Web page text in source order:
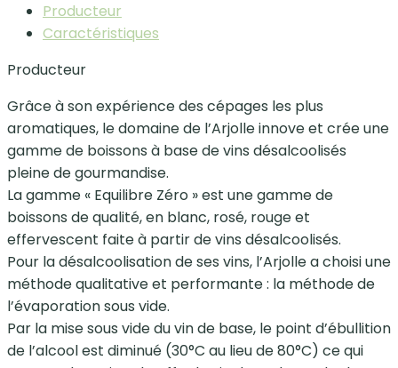
Producteur
Caractéristiques
Producteur
Grâce à son expérience des cépages les plus
aromatiques, le domaine de l’Arjolle innove et crée une
gamme de boissons à base de vins désalcoolisés
pleine de gourmandise.
La gamme « Equilibre Zéro » est une gamme de
boissons de qualité, en blanc, rosé, rouge et
effervescent faite à partir de vins désalcoolisés.
Pour la désalcoolisation de ses vins, l’Arjolle a choisi une
méthode qualitative et performante : la méthode de
l’évaporation sous vide.
Par la mise sous vide du vin de base, le point d’ébullition
de l’alcool est diminué (30°C au lieu de 80°C) ce qui